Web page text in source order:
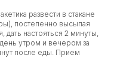
развести в стакане
постепенно высыпая
настояться 2 минуты,
утром и вечером за
после еды. Прием